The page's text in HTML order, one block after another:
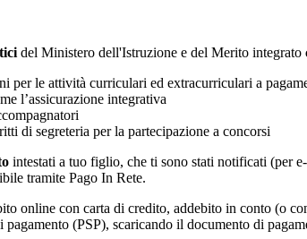
del Ministero dell'Istruzione e del Merito integrato
per le attività curriculari ed extracurriculari a
l’assicurazione integrativa
di segreteria per la partecipazione a concorsi
intestati a tuo figlio, che ti sono stati notificati (per
tramite Pago In Rete.
online con carta di credito, addebito in conto (o
(PSP), scaricando il documento di